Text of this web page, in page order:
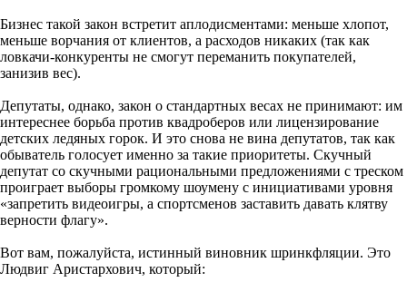
Бизнес такой закон встретит аплодисментами: меньше хлопот,
меньше ворчания от клиентов, а расходов никаких (так как
ловкачи-конкуренты не смогут переманить покупателей,
занизив вес).
Депутаты, однако, закон о стандартных весах не принимают: им
интереснее борьба против квадроберов или лицензирование
детских ледяных горок. И это снова не вина депутатов, так как
обыватель голосует именно за такие приоритеты. Скучный
депутат со скучными рациональными предложениями с треском
проиграет выборы громкому шоумену с инициативами уровня
«запретить видеоигры, а спортсменов заставить давать клятву
верности флагу».
Вот вам, пожалуйста, истинный виновник шринкфляции. Это
Людвиг Аристархович, который: